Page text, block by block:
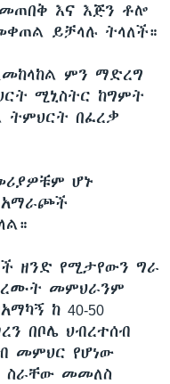
እና እጅን ቶሎ
ይቻላሉ ትላለች።
ምን ማድረግ
ሚኒስትር ከግምት
ትምህርት በፈረቃ
ሆኑ
አማራጮች
ዘንድ የሚታየውን ግራ
መምህራንም
ከ 40-50
በቦሌ ህብረተሰብ
መምህር የሆነው
ስራቸው መመለስ